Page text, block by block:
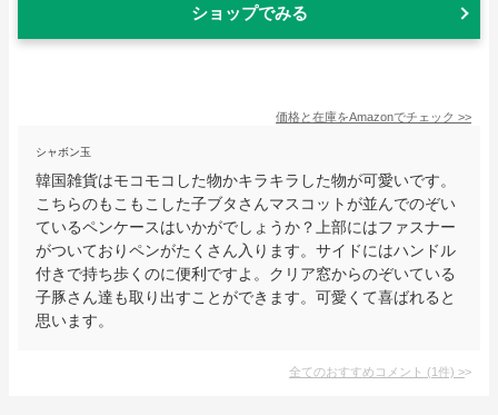
ショップでみる
価格と在庫をAmazonでチェック >>
シャボン玉
韓国雑貨はモコモコした物かキラキラした物が可愛いです。
こちらのもこもこした子ブタさんマスコットが並んでのぞい
ているペンケースはいかがでしょうか？上部にはファスナー
がついておりペンがたくさん入ります。サイドにはハンドル
付きで持ち歩くのに便利ですよ。クリア窓からのぞいている
子豚さん達も取り出すことができます。可愛くて喜ばれると
思います。
全てのおすすめコメント (1件) >